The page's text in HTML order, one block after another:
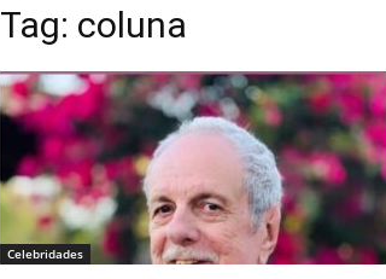
Tag: coluna
Celebridades